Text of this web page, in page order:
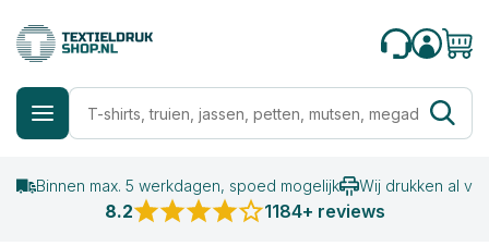
Binnen max. 5 werkdagen, spoed mogelijk Wij drukken al
8.2 1184+ reviews